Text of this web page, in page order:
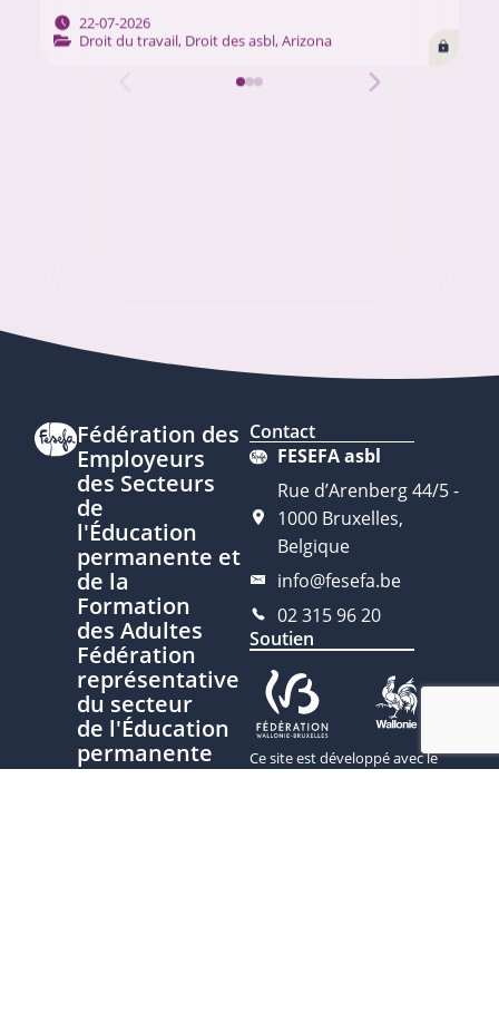
Chacun de ces…
22-07-2026
Droit du travail, Droit des asbl, Arizona
Fédération des
Employeurs
des Secteurs
de
l'Éducation
permanente et
de la
Formation
des Adultes
Fédération
représentative
du secteur
de l'Éducation
permanente
Contact
FESEFA asbl
Rue d’Arenberg 44/5 -
1000 Bruxelles,
Belgique
info@fesefa.be
02 315 96 20
Soutien
Ce site est développé avec le
soutien de la Fédération